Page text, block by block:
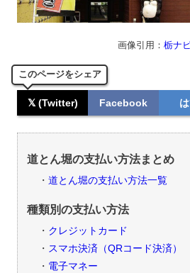
画像引用： 栃ナ
このページをシェア
𝕏 (Twitter) Facebook
道とん堀の支払い方法まとめ
道とん堀の支払い方法一覧
種類別の支払い方法
クレジットカード
スマホ決済（QRコード決済）
電子マネー